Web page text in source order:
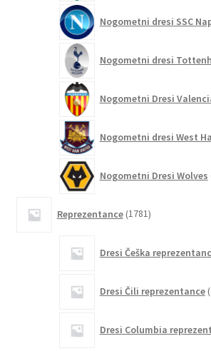
Nogometni dresi SSC
Nogometni dresi
Nogometni Dresi
Nogometni dresi West
Nogometni Dresi Wolves
Reprezentance 1781izdelkov
Dresi Češka
Dresi Čili reprezentance
Dresi Columbia